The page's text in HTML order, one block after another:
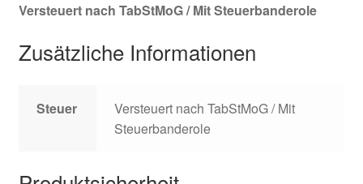
Versteuert nach TabStMoG / Mit Steuerbanderole
Zusätzliche Informationen
Steuer
Versteuert nach TabStMoG / Mit
Steuerbanderole